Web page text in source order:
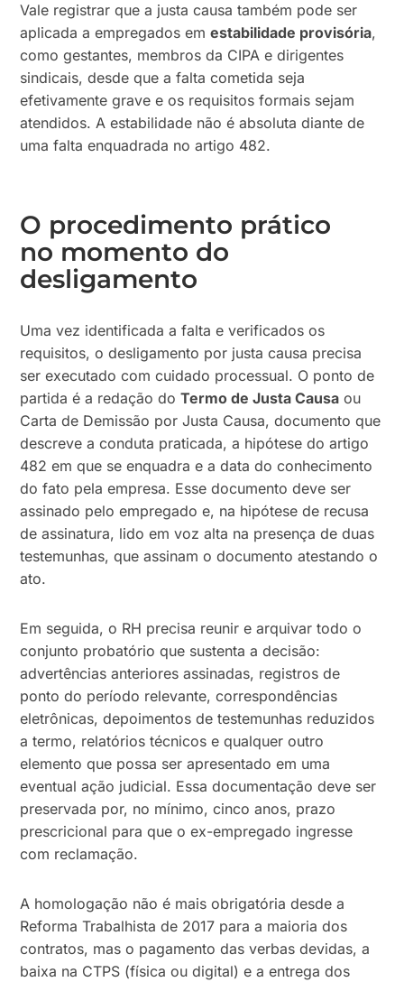
Vale registrar que a justa causa também pode ser
aplicada a empregados emestabilidade provisória,
como gestantes, membros da CIPA e dirigentes
sindicais, desde que a falta cometida seja
efetivamente grave e os requisitos formais sejam
atendidos. A estabilidade não é absoluta diante de
uma falta enquadrada no artigo 482.
O procedimento prático
no momento do
desligamento
Uma vez identificada a falta e verificados os
requisitos, o desligamento por justa causa precisa
ser executado com cuidado processual. O ponto de
partida é a redação doTermo de Justa Causa ou
Carta de Demissão por Justa Causa, documento que
descreve a conduta praticada, a hipótese do artigo
482 em que se enquadra e a data do conhecimento
do fato pela empresa. Esse documento deve ser
assinado pelo empregado e, na hipótese de recusa
de assinatura, lido em voz alta na presença de duas
testemunhas, que assinam o documento atestando o
ato.
Em seguida, o RH precisa reunir e arquivar todo o
conjunto probatório que sustenta a decisão:
advertências anteriores assinadas, registros de
ponto do período relevante, correspondências
eletrônicas, depoimentos de testemunhas reduzidos
a termo, relatórios técnicos e qualquer outro
elemento que possa ser apresentado em uma
eventual ação judicial. Essa documentação deve ser
preservada por, no mínimo, cinco anos, prazo
prescricional para que o ex-empregado ingresse
com reclamação.
A homologação não é mais obrigatória desde a
Reforma Trabalhista de 2017 para a maioria dos
contratos, mas o pagamento das verbas devidas, a
baixa na CTPS (física ou digital) e a entrega dos